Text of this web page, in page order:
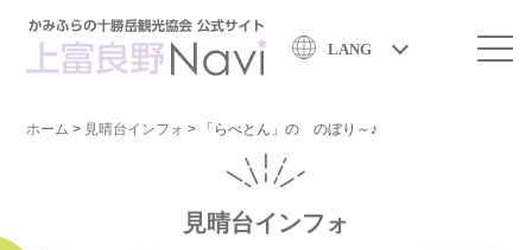
LANG
ホーム > 見晴台インフォ > 「らべとん」の のぼり～♪
見晴台インフォ